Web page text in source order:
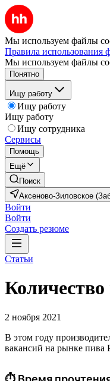
Мы используем файлы
Правила использования
Мы используем файлы
Понятно
Ищу работу
Ищу работу
Ищу работу
Ищу сотрудника
Сервисы
Помощь
Ещё
Поиск
Аксеново-Зиловское
Войти
Войти
Создать резюме
Статьи
2 ноября 2021
В этом году
вакансий на рынке пива